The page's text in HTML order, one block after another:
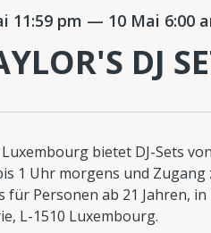
11:59 pm — 10 Mai 6:00
DJ
bietet DJ-Sets
1 Uhr morgens und Zugang
für Personen ab 21 Jahren, in
L-1510 Luxembourg.